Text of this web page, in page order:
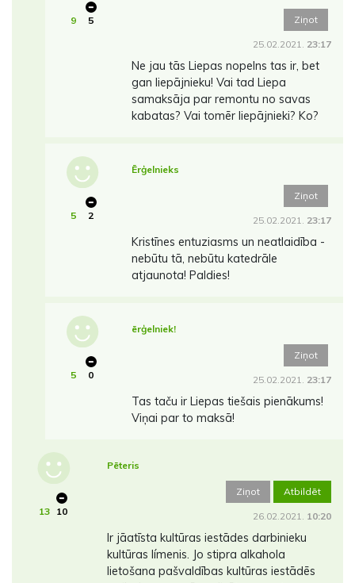
9 5 Ziņot
25.02.2021. 23:17
Ne jau tās Liepas nopelns tas ir, bet
gan liepājnieku! Vai tad Liepa
samaksāja par remontu no savas
kabatas? Vai tomēr liepājnieki? Ko?
5 2
Ērģelnieks
Ziņot
25.02.2021. 23:17
Kristīnes entuziasms un neatlaidība -
nebūtu tā, nebūtu katedrāle
atjaunota! Paldies!
5 0
ērģelniek!
Ziņot
25.02.2021. 23:17
Tas taču ir Liepas tiešais pienākums!
Viņai par to maksā!
13 10
Pēteris
Ziņot Atbildēt
26.02.2021. 10:20
Ir jāatīsta kultūras iestādes darbinieku
kultūras límenis. Jo stipra alkahola
lietošana pašvaldības kultūras iestādēs